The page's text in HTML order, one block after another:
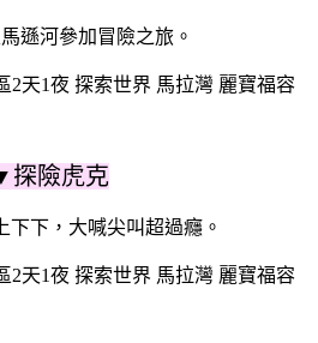
遜河參加冒險之旅。
探險虎克
下下，大喊尖叫超過癮。